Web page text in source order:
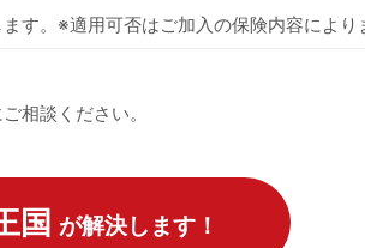
す。※適用可否はご加入の保険内容により
相談ください。
国 が解決します！